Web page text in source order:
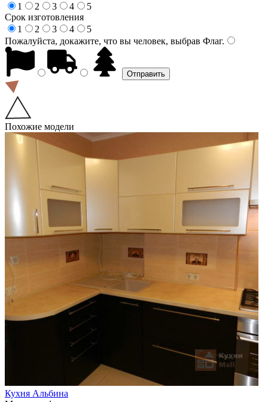
1
2 3 4
5
Срок изготовления
1
2 3 4
5
Пожалуйста, докажите, что вы человек, выбрав Флаг.
Похожие модели
Кухня Альбина